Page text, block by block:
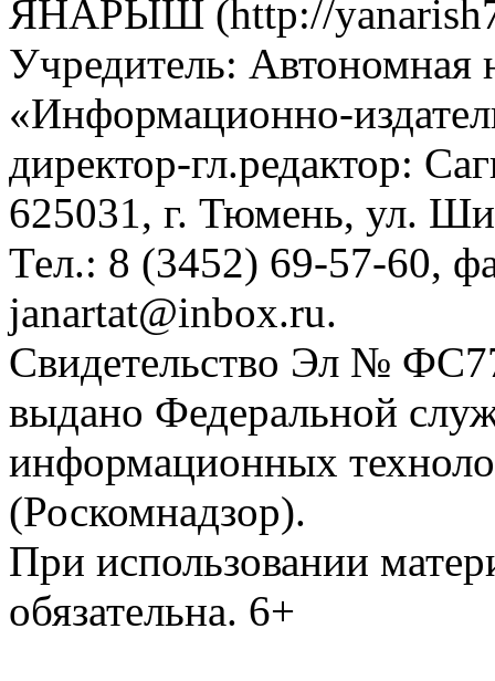
ЯНАРЫШ (http://
Учредитель: Автономная
«Информационно-
директор-гл.редактор:
625031, г. Тюмень, ул.
Тел.: 8 (3452) 69-57-60,
janartat@inbox.ru.
Свидетельство Эл №
выдано Федеральной
информационных
(Роскомнадзор).
При использовании
обязательна. 6+